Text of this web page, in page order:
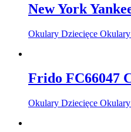
New York
Okulary Dziecięce
Frido FC66047
Okulary Dziecięce